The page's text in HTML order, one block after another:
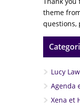
theme
questions,
Lucy
Agenda
Xena et